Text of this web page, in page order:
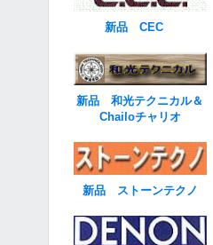
新品 CEC
新品 和光テクニカル＆
Chailoチャリオ
新品 ストーンテクノ